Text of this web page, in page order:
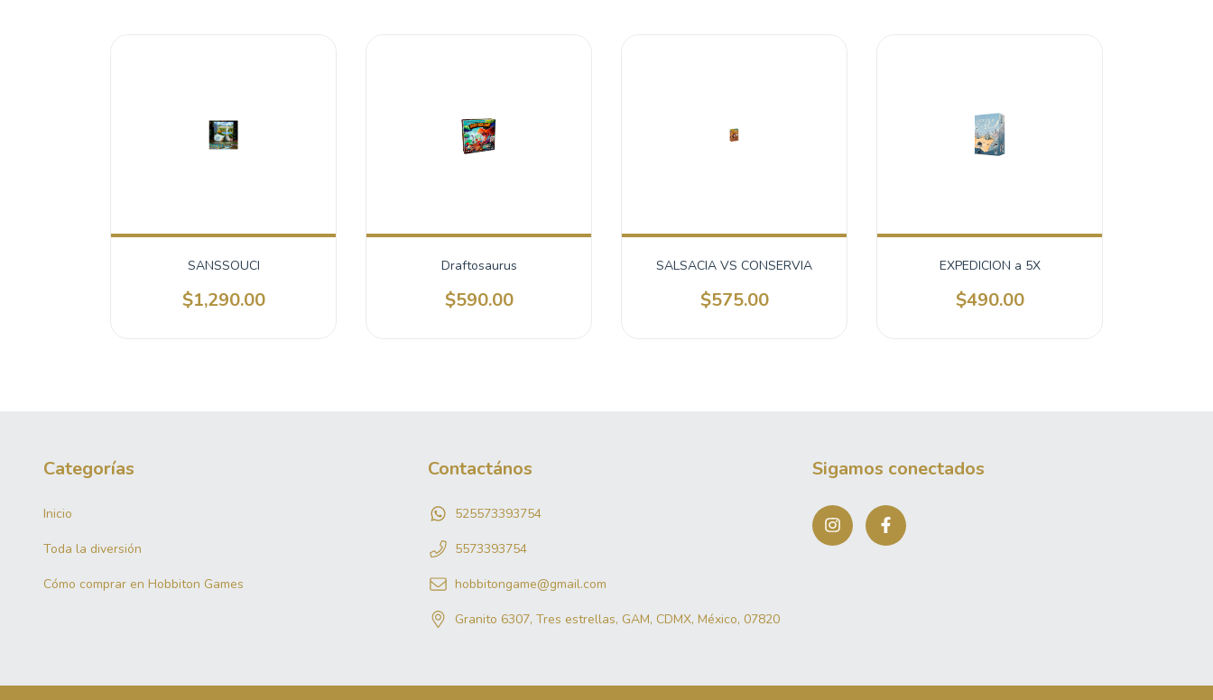
SANSSOUCI
$1,290.00
Draftosaurus
$590.00
SALSACIA VS CONSERVIA
$575.00
EXPEDICION a 5X
$490.00
Categorías
Inicio
Toda la diversión
Cómo comprar en Hobbiton Games
Contactános
525573393754
5573393754
hobbitongame@gmail.com
Granito 6307, Tres estrellas, GAM, CDMX, México, 07820
Sigamos conectados